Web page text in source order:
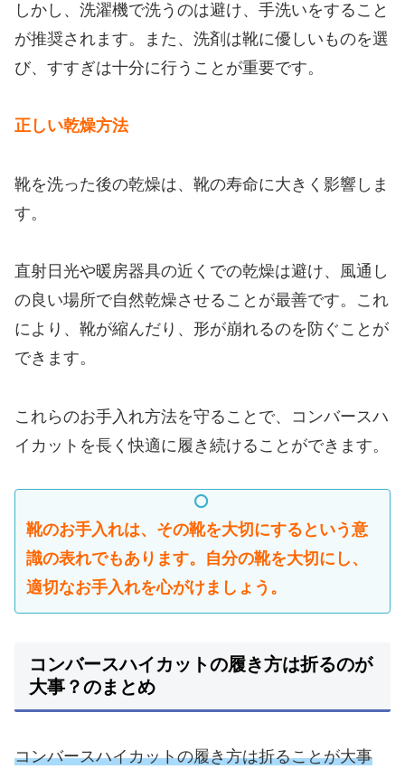
しかし、洗濯機で洗うのは避け、手洗いをすること
が推奨されます。また、洗剤は靴に優しいものを選
び、すすぎは十分に行うことが重要です。
正しい乾燥方法
靴を洗った後の乾燥は、靴の寿命に大きく影響しま
す。
直射日光や暖房器具の近くでの乾燥は避け、風通し
の良い場所で自然乾燥させることが最善です。これ
により、靴が縮んだり、形が崩れるのを防ぐことが
できます。
これらのお手入れ方法を守ることで、コンバースハ
イカットを長く快適に履き続けることができます。
靴のお手入れは、その靴を大切にするという意
識の表れでもあります。自分の靴を大切にし、
適切なお手入れを心がけましょう。
コンバースハイカットの履き方は折るのが
大事？のまとめ
コンバースハイカットの履き方は折ることが大事